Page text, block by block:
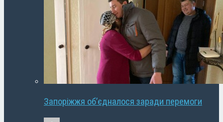
Запоріжжя об’єдналося заради перемоги